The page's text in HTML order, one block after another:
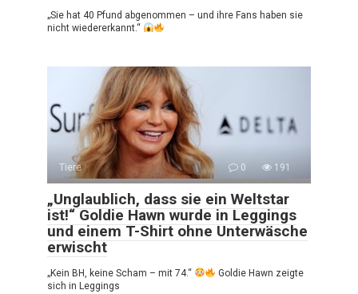
„Sie hat 40 Pfund abgenommen – und ihre Fans haben sie
nicht wiedererkannt.“
Tiere 0 191
„Unglaublich, dass sie ein Weltstar
ist!“ Goldie Hawn wurde in Leggings
und einem T-Shirt ohne Unterwäsche
erwischt
„Kein BH, keine Scham – mit 74.“
Goldie Hawn zeigte
sich in Leggings